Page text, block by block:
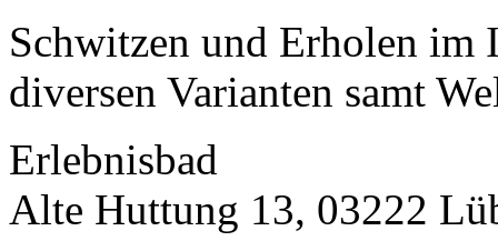
Schwitzen und Erholen im
diversen Varianten samt
Erlebnisbad
Alte Huttung 13, 03222